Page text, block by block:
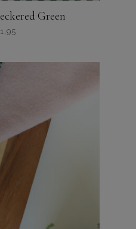
Green